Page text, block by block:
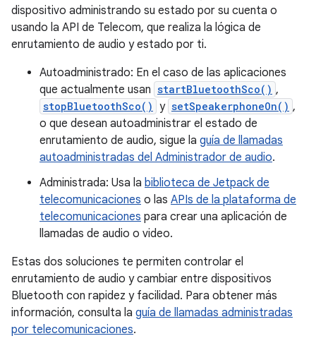
dispositivo administrando su estado por su cuenta o
usando la API de Telecom, que realiza la lógica de
enrutamiento de audio y estado por ti.
Autoadministrado: En el caso de las aplicaciones
que actualmente usan startBluetoothSco() ,
stopBluetoothSco() y setSpeakerphoneOn() ,
o que desean autoadministrar el estado de
enrutamiento de audio, sigue la guía de llamadas
autoadministradas del Administrador de audio.
Administrada: Usa la biblioteca de Jetpack de
telecomunicaciones o las APIs de la plataforma de
telecomunicaciones para crear una aplicación de
llamadas de audio o video.
Estas dos soluciones te permiten controlar el
enrutamiento de audio y cambiar entre dispositivos
Bluetooth con rapidez y facilidad. Para obtener más
información, consulta la guía de llamadas administradas
por telecomunicaciones.